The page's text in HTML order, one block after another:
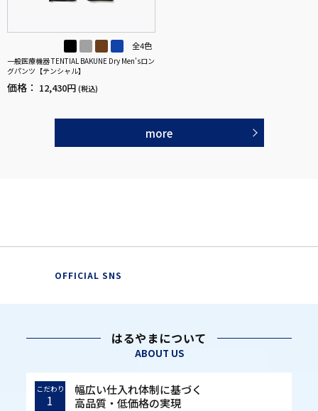
全4色
一般医療機器 TENTIAL BAKUNE Dry Men'sロン
グパンツ【テンシャル】
価格： 12,430円 (税込)
more
OFFICIAL SNS
はるやまについて
ABOUT US
こだわり
1
幅広い仕入れ体制に基づく
高品質・低価格の実現